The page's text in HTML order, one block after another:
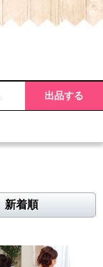
出品する
新着順